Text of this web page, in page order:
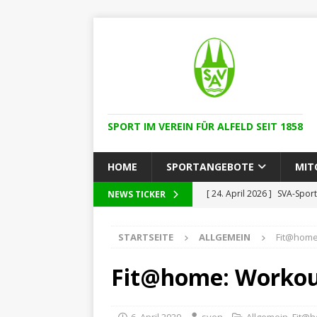
SPORT IM VEREIN FÜR ALFELD SEIT 1858
HOME SPORTANGEBOTE
NEWS TICKER [ 24. April 2026 ] SVA-
[ 24. April 2026 ]
[ 25. Februar 2026 ] SVA
[ 15. November 2025 ]
STARTSEITE ALLGEMEIN
Fit@home: